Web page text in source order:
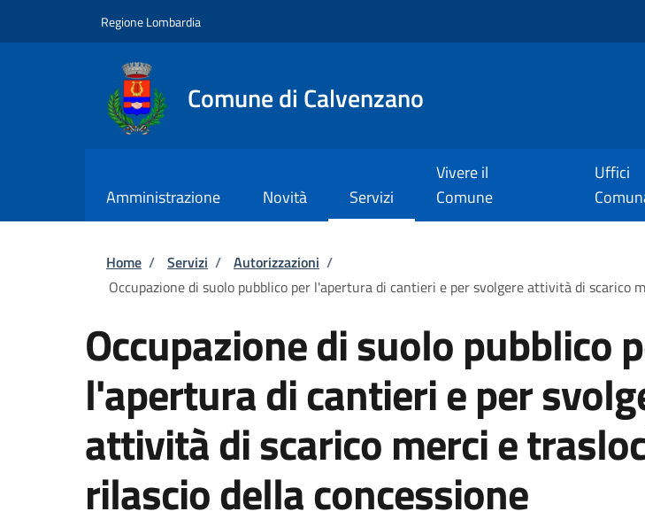
Regione Lombardia
Comune di Calvenzano
Amministrazione Novità Servizi
Vivere il
Comune
Uffici
Briciole di pane
Home / Servizi / Autorizzazioni /
Occupazione di suolo pubblico per l'apertura di cantieri e per svolgere attività di scarico
Occupazione di suolo pubblico
l'apertura di cantieri e per
attività di scarico merci e
rilascio della concessione